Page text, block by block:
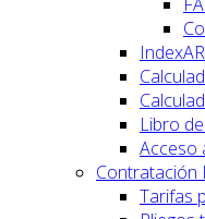
Libro
Acceso
Contratación
Tarifas